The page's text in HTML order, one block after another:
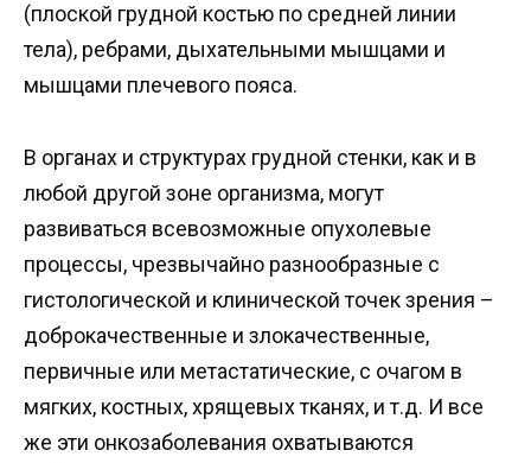
(плоской грудной костью по средней линии
тела), ребрами, дыхательными мышцами и
мышцами плечевого пояса.
В органах и структурах грудной стенки, как и в
любой другой зоне организма, могут
развиваться всевозможные опухолевые
процессы, чрезвычайно разнообразные с
гистологической и клинической точек зрения –
доброкачественные и злокачественные,
первичные или метастатические, с очагом в
мягких, костных, хрящевых тканях, и т.д. И все
же эти онкозаболевания охватываются